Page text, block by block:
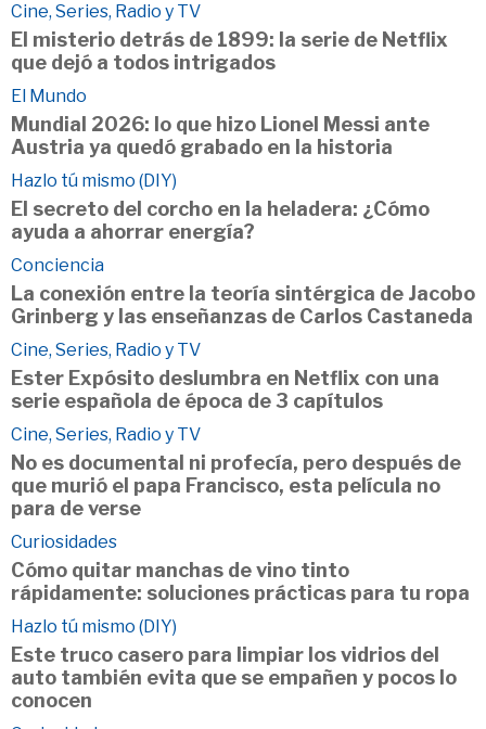
Cine, Series, Radio y TV
El misterio detrás de 1899: la serie de Netflix
que dejó a todos intrigados
El Mundo
Mundial 2026: lo que hizo Lionel Messi ante
Austria ya quedó grabado en la historia
Hazlo tú mismo (DIY)
El secreto del corcho en la heladera: ¿Cómo
ayuda a ahorrar energía?
Conciencia
La conexión entre la teoría sintérgica de Jacobo
Grinberg y las enseñanzas de Carlos Castaneda
Cine, Series, Radio y TV
Ester Expósito deslumbra en Netflix con una
serie española de época de 3 capítulos
Cine, Series, Radio y TV
No es documental ni profecía, pero después de
que murió el papa Francisco, esta película no
para de verse
Curiosidades
Cómo quitar manchas de vino tinto
rápidamente: soluciones prácticas para tu ropa
Hazlo tú mismo (DIY)
Este truco casero para limpiar los vidrios del
auto también evita que se empañen y pocos lo
conocen